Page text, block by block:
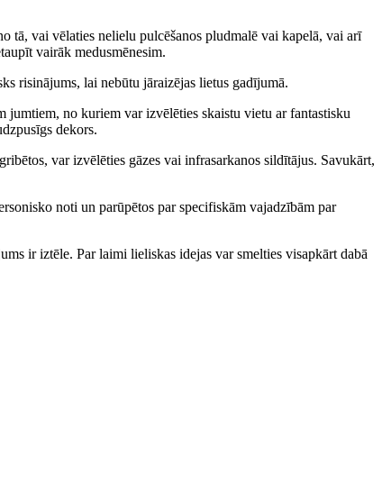
tā, vai vēlaties nelielu pulcēšanos pludmalē vai kapelā, vai arī
vairāk medusmēnesim.
risinājums, lai nebūtu jāraizējas lietus gadījumā.
jumtiem, no kuriem var izvēlēties skaistu vietu ar fantastisku
dekors.
var izvēlēties gāzes vai infrasarkanos sildītājus. Savukārt,
noti un parūpētos par specifiskām vajadzībām par
ir iztēle. Par laimi lieliskas idejas var smelties visapkārt dabā